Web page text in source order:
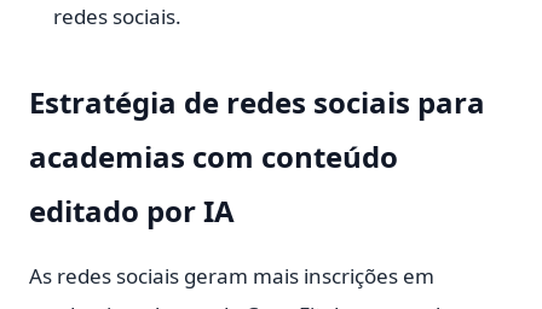
redes sociais.
Estratégia de redes sociais para
academias com conteúdo
editado por IA
As redes sociais geram mais inscrições em